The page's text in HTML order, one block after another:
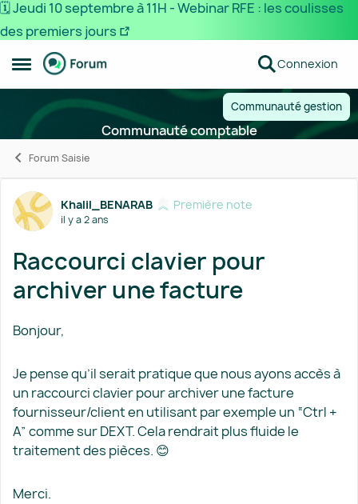
🗓️ Jeudi 10 septembre à 11H - Webinar RFE : les coulisses
des premiers jours
Ouvrir Menu Latéral
Passer au contenu Connexion
Communauté gestion
Communauté comptable
Forum Saisie
Forum Discussion
Khalil_BENARAB Première note
il y a 2 ans
Raccourci clavier pour
archiver une facture
Bonjour,
Je pense qu’il serait pratique que nous ayons accès à
un raccourci clavier pour archiver une facture
fournisseur/client en utilisant par exemple un “Ctrl +
A” comme sur DEXT. Cela rendrait plus fluide le
traitement des pièces. 😊
Merci.